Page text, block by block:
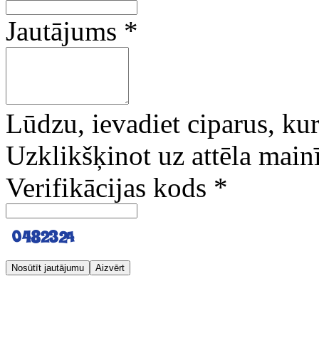
Jautājums *
Lūdzu, ievadiet ciparus,
Uzklikšķinot uz attēla
Verifikācijas kods *
Nosūtīt jautājumu Aizvērt